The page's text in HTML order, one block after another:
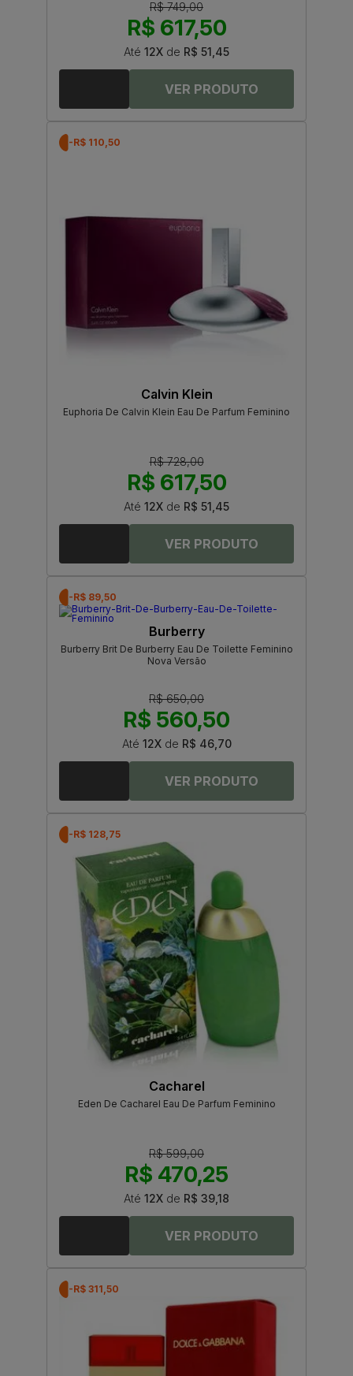
R$ 749,00
R$ 617,50
Até 12X de R$ 51,45
-R$ 110,50
Calvin Klein
Euphoria De Calvin Klein Eau De Parfum Feminino
R$ 728,00
R$ 617,50
Até 12X de R$ 51,45
-R$ 89,50
Burberry
Burberry Brit De Burberry Eau De Toilette Feminino
Nova Versão
R$ 650,00
R$ 560,50
Até 12Xde R$ 46,70
-R$ 128,75
Cacharel
Eden De Cacharel Eau De Parfum Feminino
R$ 599,00
R$ 470,25
Até 12X de R$ 39,18
-R$ 311,50